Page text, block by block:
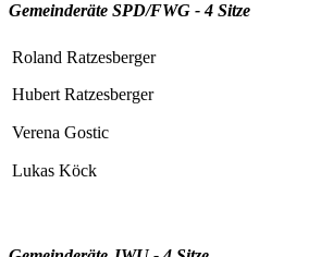
Gemeinderäte SPD/FWG - 4 Sitze
Roland Ratzesberger
Hubert Ratzesberger
Verena Gostic
Lukas Köck